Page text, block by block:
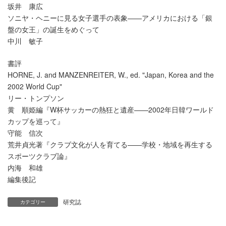
坂井 康広
ソニヤ・ヘニーに見る女子選手の表象——アメリカにおける「銀
盤の女王」の誕生をめぐって
中川 敏子
書評
HORNE, J. and MANZENREITER, W., ed. "Japan, Korea and the
2002 World Cup"
リー・トンプソン
黄 順姫編『W杯サッカーの熱狂と遺産——2002年日韓ワールド
カップを巡って』
守能 信次
荒井貞光著『クラブ文化が人を育てる——学校・地域を再生する
スポーツクラブ論』
内海 和雄
編集後記
カテゴリー 研究誌